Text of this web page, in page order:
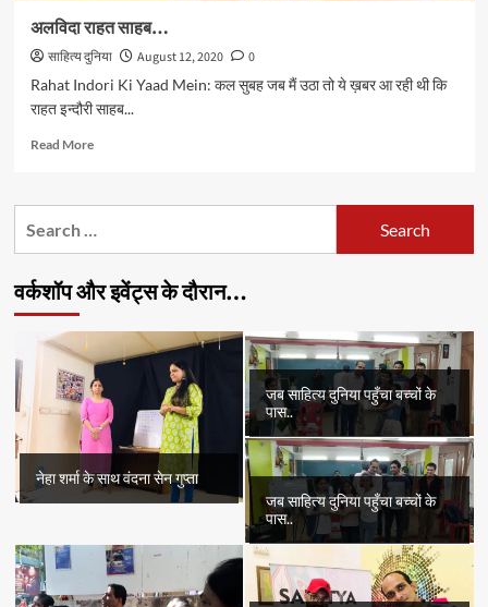
अलविदा राहत साहब…
साहित्य दुनिया August 12, 2020
0
Rahat Indori Ki Yaad Mein: कल सुबह जब मैं उठा तो ये ख़बर आ रही थी कि
राहत इन्दौरी साहब...
Read MoreRead
अलविदा
वर्कशॉप और इवेंट्स के दौरान…
नेहा शर्मा के साथ वंदना सेन गुप्ता
जब साहित्य दुनिया पहुँचा बच्चों के
पास..
जब साहित्य दुनिया पहुँचा बच्चों के
पास..